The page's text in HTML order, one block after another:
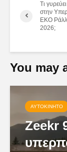
Τι
στην
ΕΚΟ
2026;
You may
ΑΥΤΟΚΊΝΗΤΟ
Zeekr